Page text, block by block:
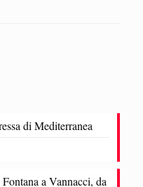
di Mediterranea
a Vannacci, da